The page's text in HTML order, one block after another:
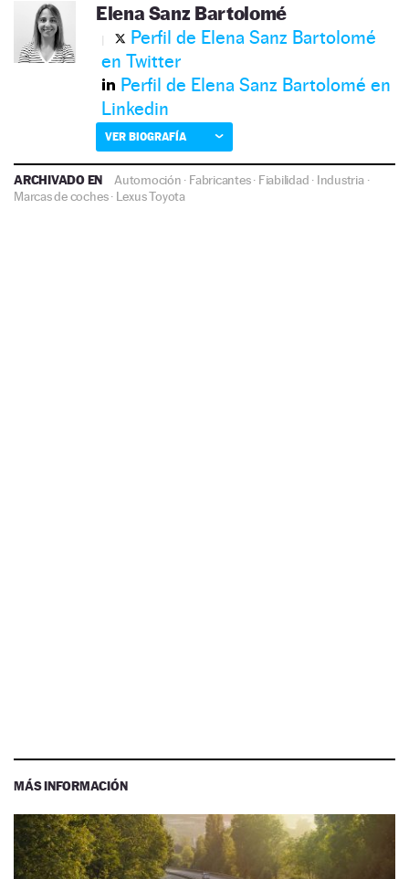
Elena Sanz Bartolomé
Perfil de Elena Sanz Bartolomé
en Twitter
Perfil de Elena Sanz Bartolomé en
Linkedin
VER BIOGRAFÍA
ARCHIVADO EN Automoción · Fabricantes· Fiabilidad · Industria·
Marcas de coches· LexusToyota
MÁS INFORMACIÓN